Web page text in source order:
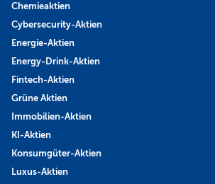
Chemieaktien
Cybersecurity-Aktien
Energie-Aktien
Energy-Drink-Aktien
Fintech-Aktien
Grüne Aktien
Immobilien-Aktien
KI-Aktien
Konsumgüter-Aktien
Luxus-Aktien